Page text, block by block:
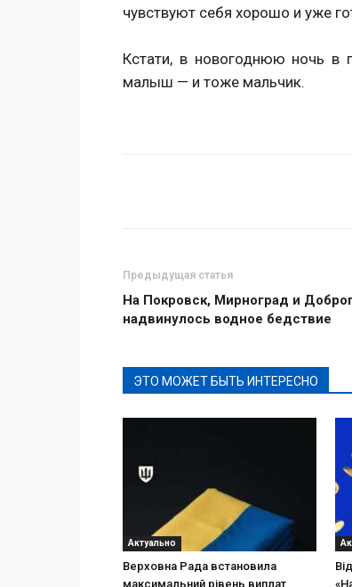
чувствуют себя хорошо и уже
Кстати, в новогоднюю ночь в
малыш — и тоже мальчик.
Предыдущая статья
На Покровск, Мирноград и
надвинулось водное бедствие
ЭТО МОЖЕТ БЫТЬ ИНТЕРЕСНО
Актуально
Верховна Рада встановила
максимальний рівень виплат